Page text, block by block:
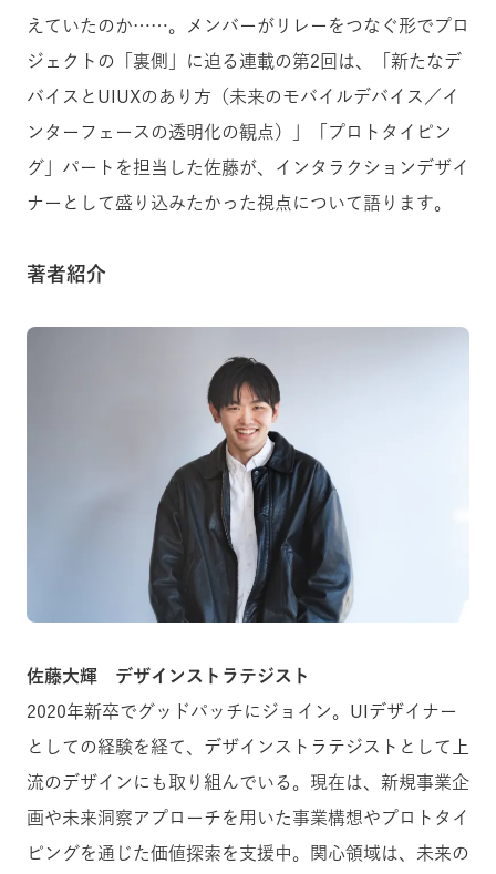
えていたのか……。メンバーがリレーをつなぐ形でプロ
ジェクトの「裏側」に迫る連載の第2回は、「新たなデ
バイスとUIUXのあり方（未来のモバイルデバイス／イ
ンターフェースの透明化の観点）」「プロトタイピン
グ」パートを担当した佐藤が、インタラクションデザイ
ナーとして盛り込みたかった視点について語ります。
著者紹介
佐藤大輝 デザインストラテジスト
2020年新卒でグッドパッチにジョイン。UIデザイナー
としての経験を経て、デザインストラテジストとして上
流のデザインにも取り組んでいる。現在は、新規事業企
画や未来洞察アプローチを用いた事業構想やプロトタイ
ピングを通じた価値探索を支援中。関心領域は、未来の